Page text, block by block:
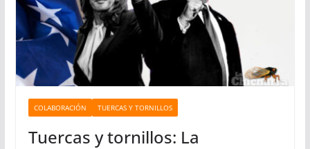
a
s
COLABORACIÓN TUERCAS Y TORNILLOS
Tuercas y tornillos: La